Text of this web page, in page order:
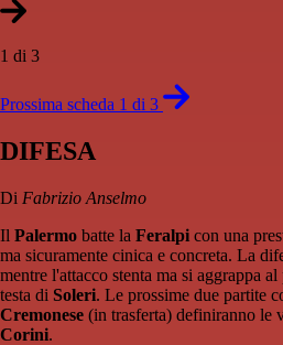
1 di 3
Prossima scheda 1 di 3
DIFESA
Di Fabrizio Anselmo
Il Palermo batte la Feralpi con una
ma sicuramente cinica e concreta. La
mentre l'attacco stenta ma si aggrappa al
testa di Soleri. Le prossime due partite
Cremonese (in trasferta) definiranno le
Corini.